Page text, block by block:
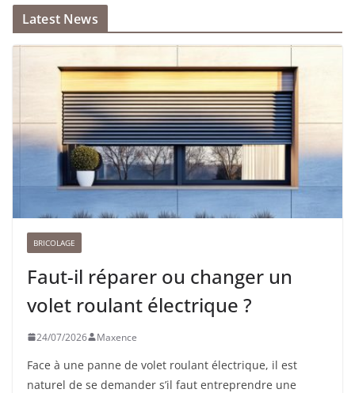
Latest News
BRICOLAGE
Faut-il réparer ou changer un
volet roulant électrique ?
24/07/2026 Maxence
Face à une panne de volet roulant électrique, il est
naturel de se demander s’il faut entreprendre une